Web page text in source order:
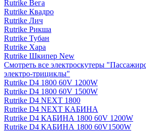
Rutrike Вега
Rutrike Квадро
Rutrike Лич
Rutrike Рикша
Rutrike Тубан
Rutrike Хара
Rutrike Шкипер New
Смотреть все электро­скутеры
электро‑трициклы"
Rutrike D4 1800 60V 1200W
Rutrike D4 1800 60V 1500W
Rutrike D4 NEXT 1800
Rutrike D4 NEXT КАБИНА
Rutrike D4 КАБИНА 1800 60V 1200W
Rutrike D4 КАБИНА 1800 60V1500W